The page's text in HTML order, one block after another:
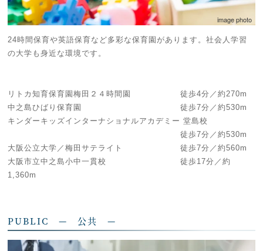
image photo
24時間保育や英語保育など多彩な保育園があります。社会人学習
の大学も身近な環境です。
リトカ知育保育園梅田２４時間園 徒歩4分／約270m
中之島ひばり保育園 徒歩7分／約530m
キンダーキッズインターナショナルアカデミー 堂島校
徒歩7分／約530m
大阪公立大学／梅田サテライト 徒歩7分／約560m
大阪市立中之島小中一貫校 徒歩17分／約
1,360m
PUBLIC — 公共 —